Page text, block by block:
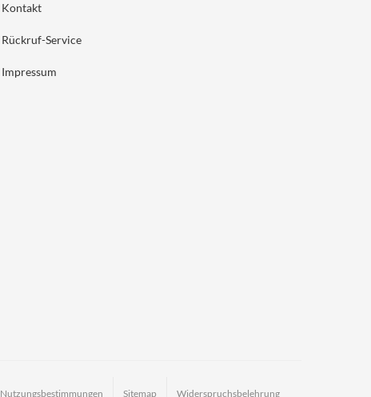
Kontakt
Rückruf-Service
Impressum
Nutzungsbestimmungen Sitemap Widerspruchsbelehrung